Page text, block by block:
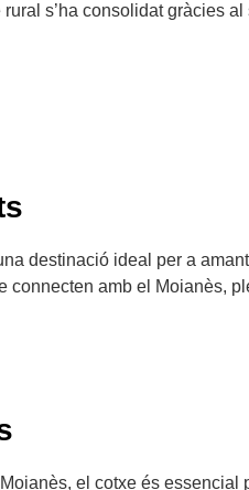
s’ha consolidat gràcies al
destinació ideal per a
connecten amb el Moianès,
el cotxe és essencial